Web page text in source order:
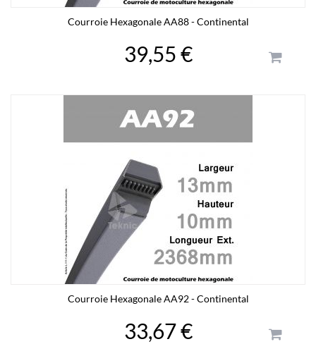
Courroie Hexagonale AA88 - Continental
39,55 €
Courroie Hexagonale AA92 - Continental
33,67 €